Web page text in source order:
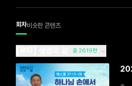
회차비슷한 콘텐츠
총 2619편